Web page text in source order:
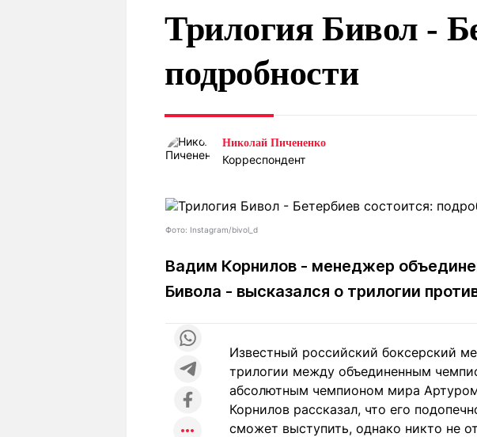
Погода
Рейтинги
LIFE
Гороскопы
О проекте Контакты редакции
Редакция
+7 (777) 001 44 99
Реклама
+7 (700) 3 888 188
Трилогия Бивол -
подробности
Николай Пичененко
Корреспондент
Фото: Instagram/bivol_d
Вадим Корнилов - менеджер
Бивола - высказался о трилогии
Известный российский боксерский
трилогии между объединенным
абсолютным чемпионом мира
Корнилов рассказал, что его
сможет выступить, однако никто не